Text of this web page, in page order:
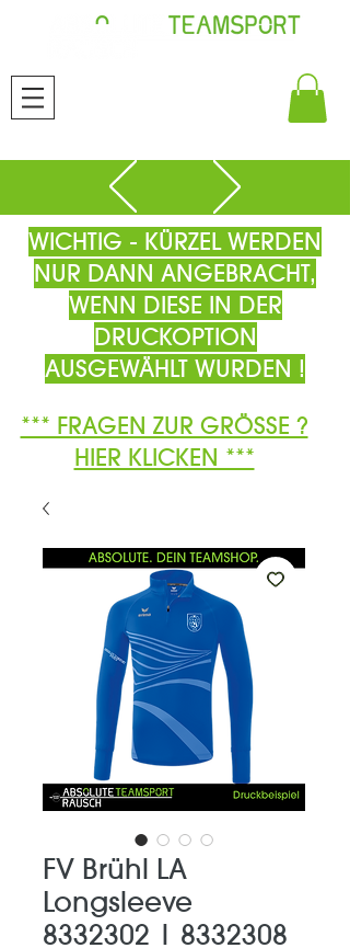
WICHTIG - KÜRZEL WERDEN
NUR DANN ANGEBRACHT,
WENN DIESE IN DER
DRUCKOPTION
AUSGEWÄHLT WURDEN !
*** FRAGEN ZUR GRÖSSE ?
HIER KLICKEN ***
FV Brühl LA
Longsleeve
8332302 | 8332308